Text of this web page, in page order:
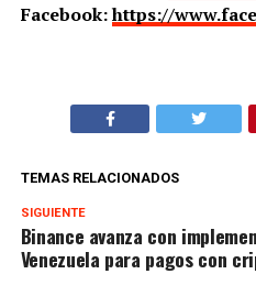
Facebook:https://
TEMAS RELACIONADOS
SIGUIENTE
Binance avanza con
Venezuela para pagos con